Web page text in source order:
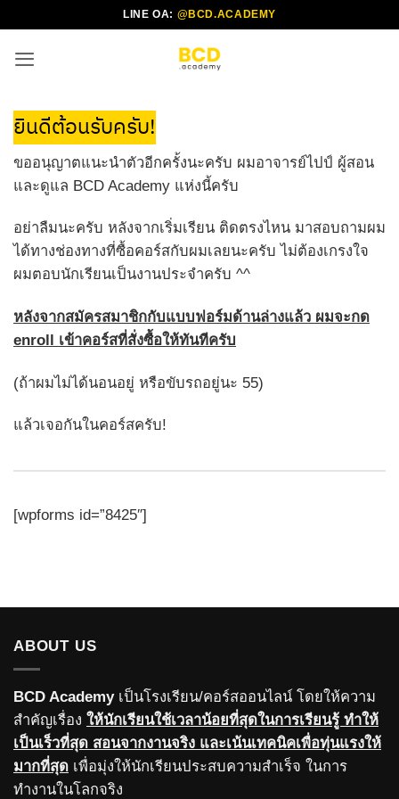
ไป
LINE OA: @BCD.ACADEMY
ยินดีต้อนรับครับ!
ขออนุญาตแนะนำตัวอีกครั้งนะครับ ผมอาจารย์ไปป์ ผู้สอน
และดูแล BCD Academy แห่งนี้ครับ
อย่าลืมนะครับ หลังจากเริ่มเรียน ติดตรงไหน มาสอบถามผม
ได้ทางช่องทางที่ซื้อคอร์สกับผมเลยนะครับ ไม่ต้องเกรงใจ
ผมตอบนักเรียนเป็นงานประจำครับ ^^
หลังจากสมัครสมาชิกกับแบบฟอร์มด้านล่างแล้ว ผมจะกด
enroll เข้าคอร์สที่สั่งซื้อให้ทันทีครับ
(ถ้าผมไม่ได้นอนอยู่ หรือขับรถอยู่นะ 55)
แล้วเจอกันในคอร์สครับ!
[wpforms id=”8425″]
ABOUT US
BCD Academyเป็นโรงเรียน/คอร์สออนไลน์ โดยให้ความ
สำคัญเรื่อง ให้นักเรียนใช้เวลาน้อยที่สุดในการเรียนรู้ ทำให้
เป็นเร็วที่สุด สอนจากงานจริง และเน้นเทคนิคเพื่อทุ่นแรงให้
มากที่สุด เพื่อมุ่งให้นักเรียนประสบความสำเร็จ ในการ
ทำงานในโลกจริง